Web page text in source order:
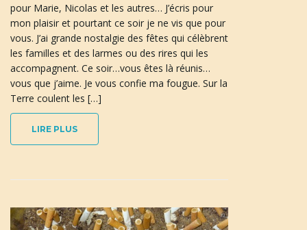
pour Marie, Nicolas et les autres… J’écris pour
mon plaisir et pourtant ce soir je ne vis que pour
vous. J’ai grande nostalgie des fêtes qui célèbrent
les familles et des larmes ou des rires qui les
accompagnent. Ce soir…vous êtes là réunis…
vous que j’aime. Je vous confie ma fougue. Sur la
Terre coulent les […]
LIRE PLUS